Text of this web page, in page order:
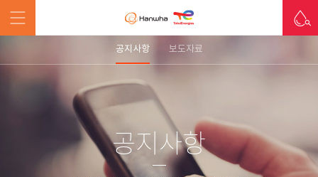
공지사항 보도자료
공지사항